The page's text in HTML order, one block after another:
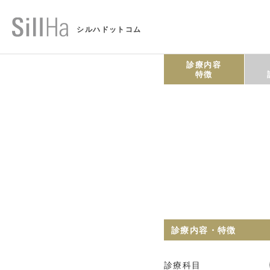
シルハドットコム
診療内容
特徴
診療内容・特徴
診療科目